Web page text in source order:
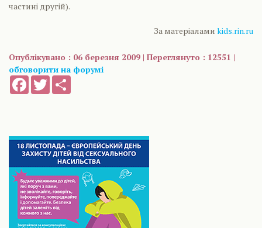
частині другій).
За матеріалами kids.rin.ru
Опублікувано : 06 березня 2009 | Переглянуто : 12551 |
обговорити на форумі
FacebookTwitter